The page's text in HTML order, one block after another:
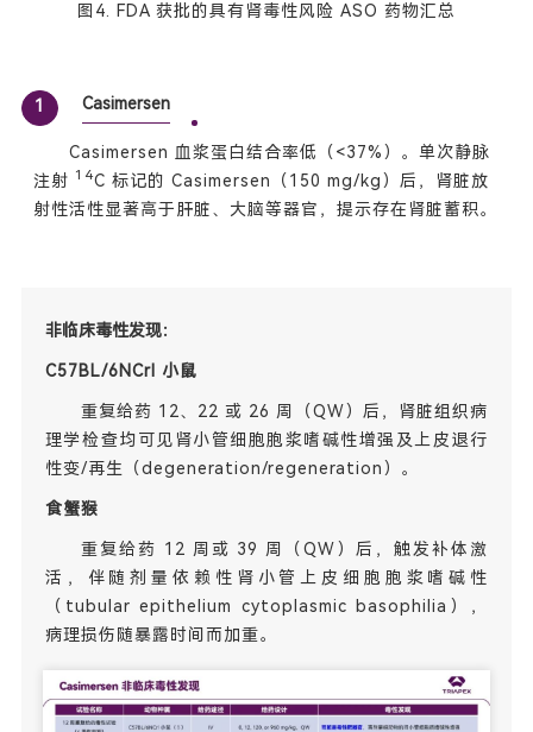
图4. FDA 获批的具有肾毒性风险 ASO 药物汇总
1 Casimersen
Casimersen 血浆蛋白结合率低（<37%）。单次静脉
注射 14C 标记的 Casimersen（150 mg/kg）后，肾脏放
射性活性显著高于肝脏、大脑等器官，提示存在肾脏蓄积。
非临床毒性发现：
C57BL/6NCrl 小鼠
重复给药 12、22 或 26 周（QW）后，肾脏组织病
理学检查均可见肾小管细胞胞浆嗜碱性增强及上皮退行
性变/再生（degeneration/regeneration）。
食蟹猴
重复给药 12 周或 39 周（QW）后，触发补体激
活，伴随剂量依赖性肾小管上皮细胞胞浆嗜碱性
（tubular epithelium cytoplasmic basophilia），
病理损伤随暴露时间而加重。